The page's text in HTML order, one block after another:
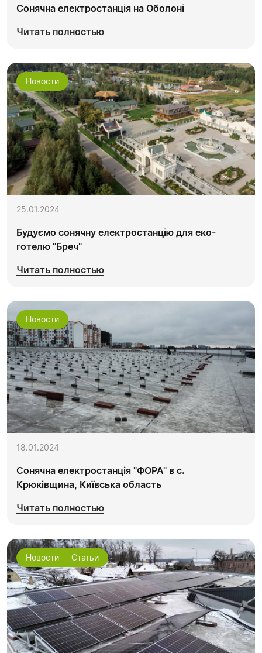
Сонячна електростанція на Оболоні
Читать полностью
Новости
25.01.2024
Будуємо сонячну електростанцію для еко-
готелю "Бреч"
Читать полностью
Новости
18.01.2024
Сонячна електростанція "ФОРА" в с.
Крюківщина, Київська область
Читать полностью
Новости Статьи